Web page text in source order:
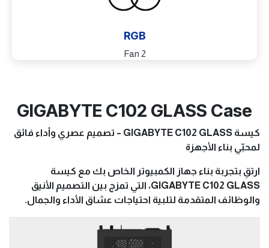
RGB
2 Fan
GIGABYTE C102 GLASS Case
كيسة GIGABYTE C102 GLASS – تصميم عصري وأداء فائق
لمحبّي بناء الأجهزة
ارتقِ بتجربة بناء جهاز الكمبيوتر الخاص بك مع كيسة
GIGABYTE C102 GLASS، التي تمزج بين التصميم الأنيق
والوظائف المتقدمة لتلبية احتياجات عشاق الأداء والجمال.